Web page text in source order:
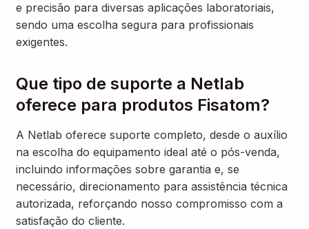
e precisão para diversas aplicações laboratoriais,
sendo uma escolha segura para profissionais
exigentes.
Que tipo de suporte a Netlab
oferece para produtos Fisatom?
A Netlab oferece suporte completo, desde o auxílio
na escolha do equipamento ideal até o pós-venda,
incluindo informações sobre garantia e, se
necessário, direcionamento para assistência técnica
autorizada, reforçando nosso compromisso com a
satisfação do cliente.